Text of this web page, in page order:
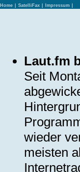
Home SatelliFax Impressum
Laut.fm
Seit
wieder
meisten